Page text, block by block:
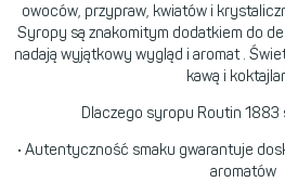
owoców, przypraw, kwiatów i
Syropy są znakomitym dodatkiem do
nadają wyjątkowy wygląd i aromat .
kawą i
Dlaczego syropu Routin 1883
• Autentyczność smaku gwarantuje
aromatów